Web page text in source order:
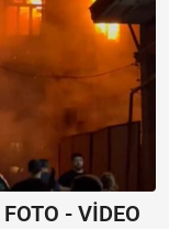
FOTO - VİDEO